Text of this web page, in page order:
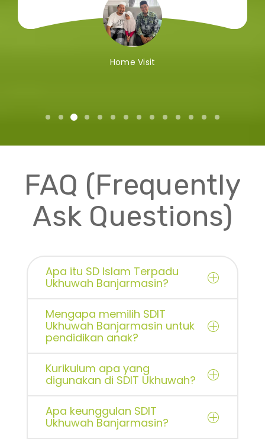
Home Visit
FAQ (Frequently
Ask Questions)
Apa itu SD Islam Terpadu
Ukhuwah Banjarmasin?
Mengapa memilih SDIT
Ukhuwah Banjarmasin untuk
pendidikan anak?
Kurikulum apa yang
digunakan di SDIT Ukhuwah?
Apa keunggulan SDIT
Ukhuwah Banjarmasin?